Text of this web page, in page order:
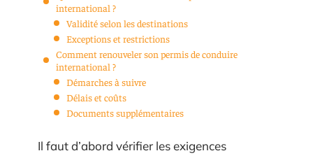
international ?
Validité selon les destinations
Exceptions et restrictions
Comment renouveler son permis de conduire
international ?
Démarches à suivre
Délais et coûts
Documents supplémentaires
Il faut d’abord vérifier les exigences